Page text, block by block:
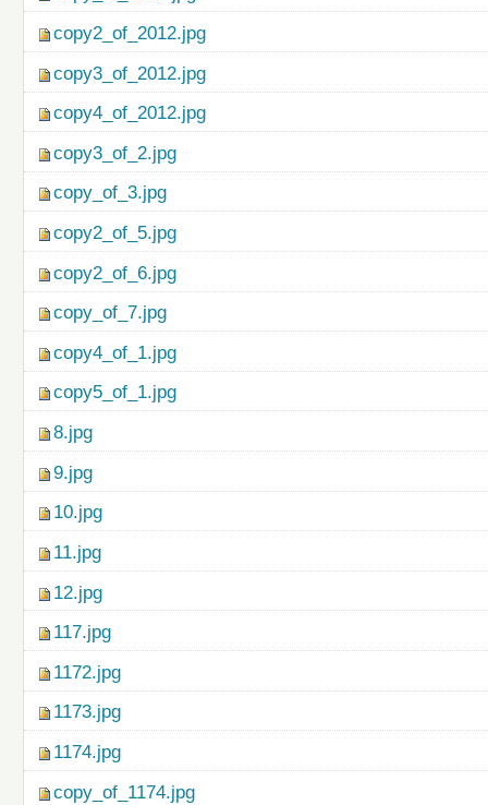
copy2_of_2012.jpg
copy3_of_2012.jpg
copy4_of_2012.jpg
copy3_of_2.jpg
copy_of_3.jpg
copy2_of_5.jpg
copy2_of_6.jpg
copy_of_7.jpg
copy4_of_1.jpg
copy5_of_1.jpg
8.jpg
9.jpg
10.jpg
11.jpg
12.jpg
117.jpg
1172.jpg
1173.jpg
1174.jpg
copy_of_1174.jpg